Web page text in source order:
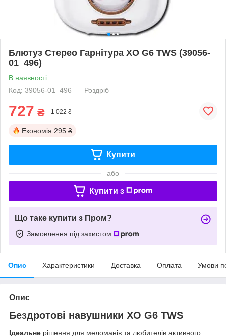
Блютуз Стерео Гарнітура XO G6 TWS (39056-
01_496)
В наявності
Код: 39056-01_496
Роздріб
727 ₴ 1 022 ₴
Економія 295 ₴
Купити
або
Купити з
Що таке купити з Пром?
Замовлення під захистом
Опис Характеристики Доставка Оплата Умови
Опис
Бездротові навушники XO G6 TWS
Ідеальне рішення для меломанів та любителів активного